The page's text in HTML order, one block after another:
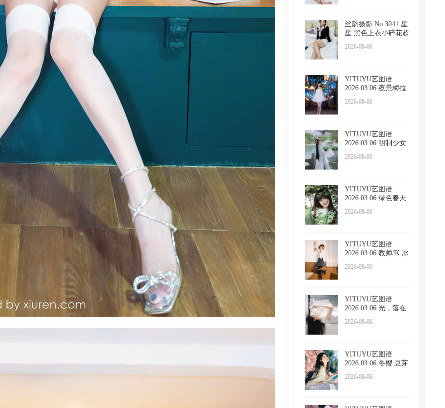
丝韵摄影 No.3041 星
星 黑色上衣小碎花超
2026-08-06
YITUYU艺图语
2026.03.06 夜景梅拉
2026-08-06
YITUYU艺图语
2026.03.06 明制少女
2026-08-06
YITUYU艺图语
2026.03.06 绿色春天
2026-08-06
YITUYU艺图语
2026.03.06 教师JK 冰
2026-08-06
YITUYU艺图语
2026.03.06 光，落在
2026-08-06
YITUYU艺图语
2026.03.06 冬樱 豆芽
2026-08-06